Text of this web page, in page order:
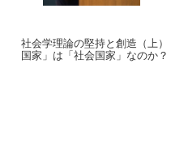
社会学理論の堅持と創造（上
国家」は「社会国家」なのか